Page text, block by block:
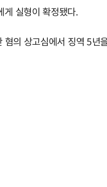
실형이 확정됐다.
의 상고심에서 징역 5